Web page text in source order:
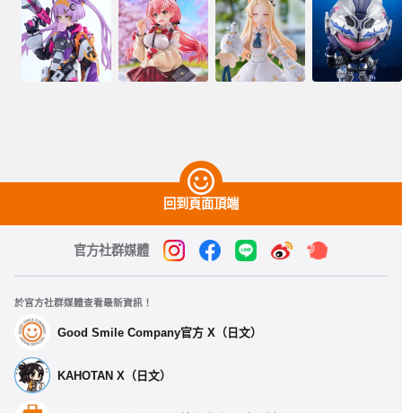
回到頁面頂端
官方社群媒體
於官方社群媒體查看最新資訊！
Good Smile Company官方 X（日文）
KAHOTAN X（日文）